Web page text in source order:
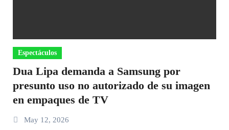
Espectáculos
Dua Lipa demanda a Samsung por
presunto uso no autorizado de su imagen
en empaques de TV
May 12, 2026